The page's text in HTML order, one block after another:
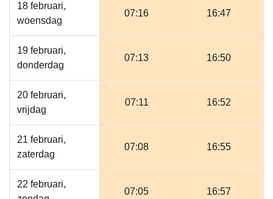
18 februari,
woensdag
07:16 16:47
19 februari,
donderdag
07:13 16:50
20 februari,
vrijdag
07:11 16:52
21 februari,
zaterdag
07:08 16:55
22 februari,
07:05 16:57